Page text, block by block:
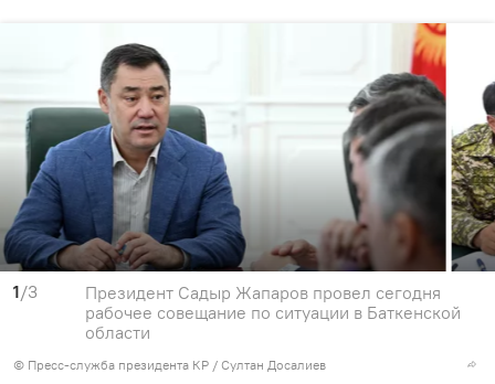
1/3
© Пресс-служба президента КР / Султан Досалиев
Президент Садыр Жапаров провел сегодня
рабочее совещание по ситуации в Баткенской
области